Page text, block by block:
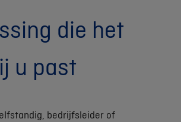
die het
u past
bedrijfsleider of